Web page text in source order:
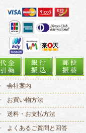
会社案内
お買い物方法
送料・お支払方法
よくあるご質問と回答